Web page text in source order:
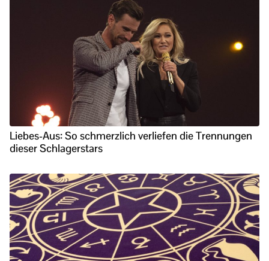
Liebes-Aus: So schmerzlich verliefen die Trennungen
dieser Schlagerstars